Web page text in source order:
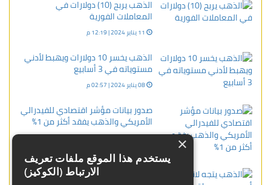
الذهب يربح (10) دولارات في
المعاملات الفورية
الذهب يخسر 10 دولارات ويهبط لأدني
مستوياته في 3 أسابيع
صدور بيانات مؤشر اقتصادي للفيدرالي
الأمريكي والذهب يفقد أكثر من 1%
09 ديسمبر 2023 | 10:32 ص
الذهب يتجه لانخفاض أسبوعي وسط
×
يستخدم هذا الموقع ملفات تعريف
الارتباط (الكوكيز)